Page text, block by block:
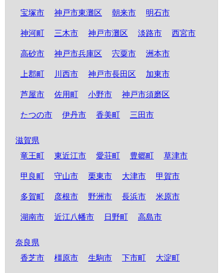
宝塚市 神戸市東灘区 朝来市 明石市
神河町 三木市 神戸市灘区 淡路市 西宮市
高砂市 神戸市兵庫区 宍粟市 洲本市
上郡町 川西市 神戸市長田区 加東市
芦屋市 佐用町 小野市 神戸市須磨区
たつの市 伊丹市 香美町 三田市
滋賀県
竜王町
東近江市 愛荘町 豊郷町 草津市
甲良町 守山市 栗東市 大津市 甲賀市
多賀町 彦根市 野洲市 長浜市 米原市
湖南市 近江八幡市 日野町 高島市
奈良県
香芝市
橿原市 生駒市 下市町 大淀町